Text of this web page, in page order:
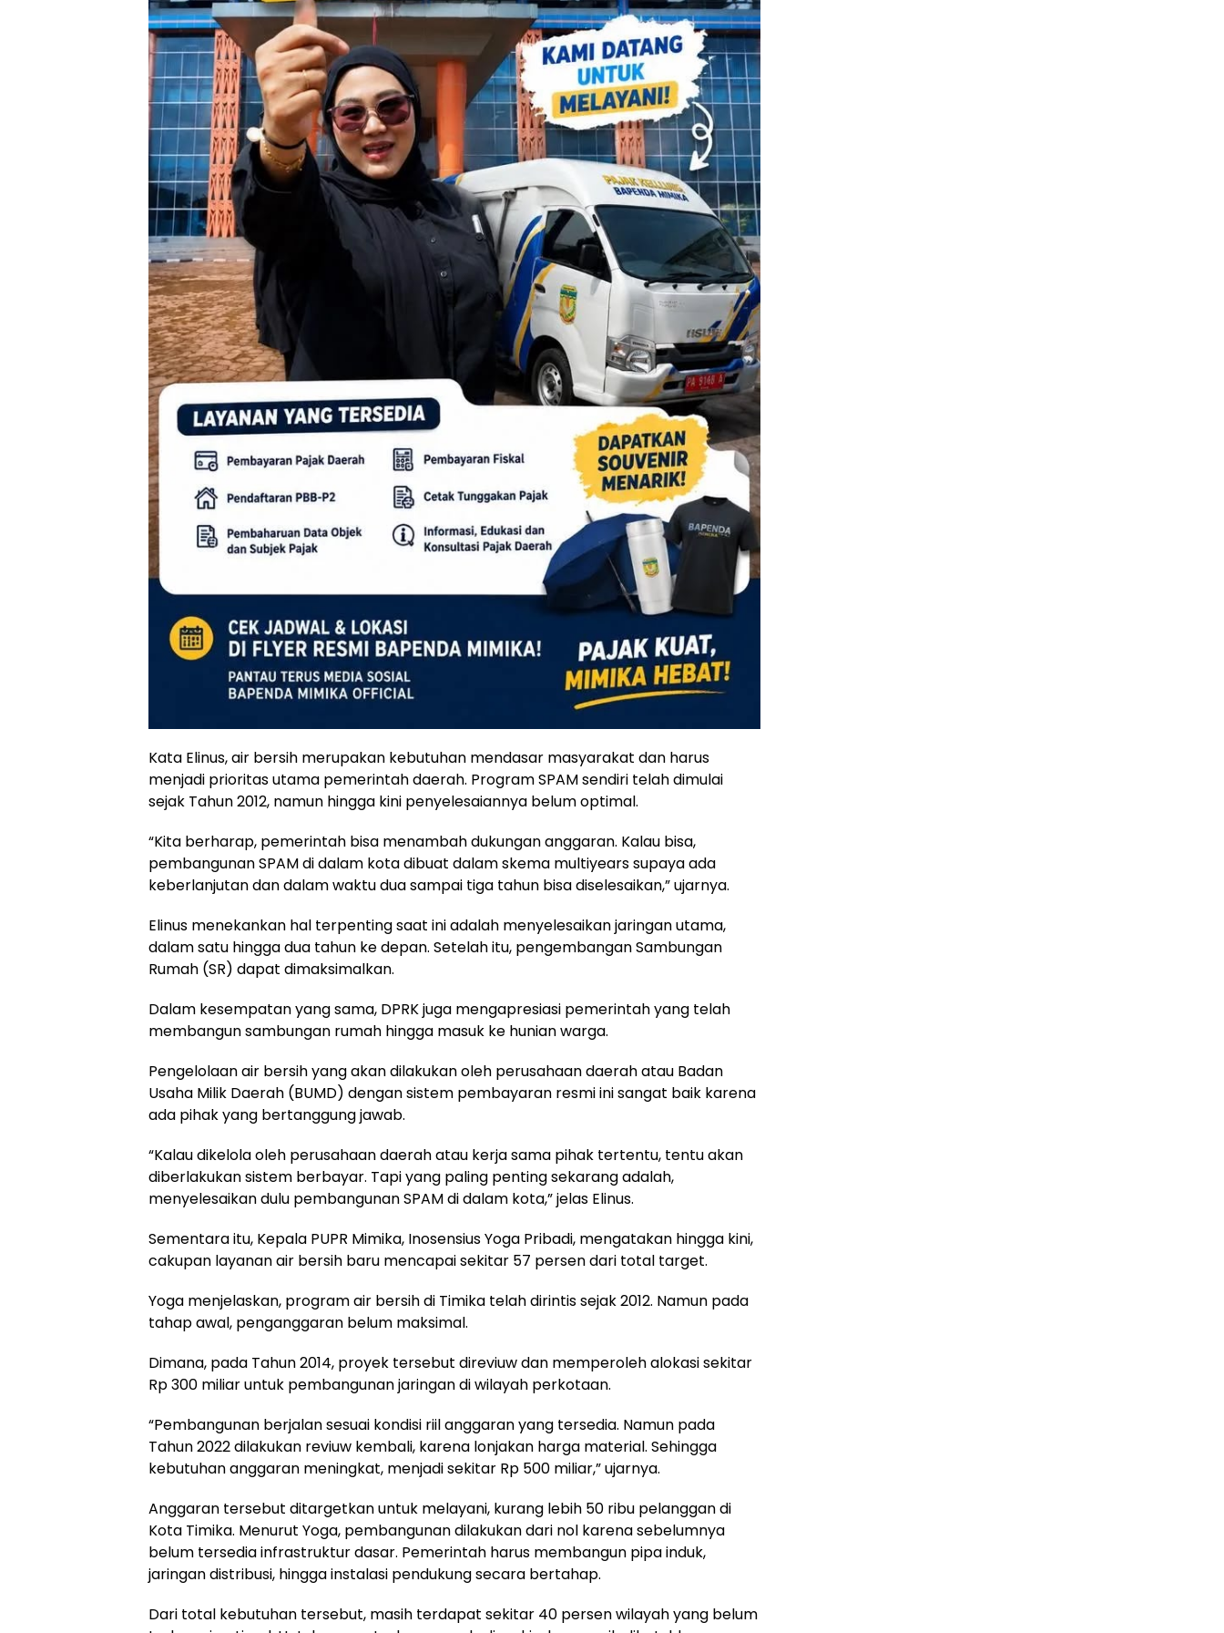
Kata Elinus, air bersih merupakan kebutuhan mendasar masyarakat dan harus
menjadi prioritas utama pemerintah daerah. Program SPAM sendiri telah dimulai
sejak Tahun 2012, namun hingga kini penyelesaiannya belum optimal.
“Kita berharap, pemerintah bisa menambah dukungan anggaran. Kalau bisa,
pembangunan SPAM di dalam kota dibuat dalam skema multiyears supaya ada
keberlanjutan dan dalam waktu dua sampai tiga tahun bisa diselesaikan,” ujarnya.
Elinus menekankan hal terpenting saat ini adalah menyelesaikan jaringan utama,
dalam satu hingga dua tahun ke depan. Setelah itu, pengembangan Sambungan
Rumah (SR) dapat dimaksimalkan.
Dalam kesempatan yang sama, DPRK juga mengapresiasi pemerintah yang telah
membangun sambungan rumah hingga masuk ke hunian warga.
Pengelolaan air bersih yang akan dilakukan oleh perusahaan daerah atau Badan
Usaha Milik Daerah (BUMD) dengan sistem pembayaran resmi ini sangat baik karena
ada pihak yang bertanggung jawab.
“Kalau dikelola oleh perusahaan daerah atau kerja sama pihak tertentu, tentu akan
diberlakukan sistem berbayar. Tapi yang paling penting sekarang adalah,
menyelesaikan dulu pembangunan SPAM di dalam kota,” jelas Elinus.
Sementara itu, Kepala PUPR Mimika, Inosensius Yoga Pribadi, mengatakan hingga kini,
cakupan layanan air bersih baru mencapai sekitar 57 persen dari total target.
Yoga menjelaskan, program air bersih di Timika telah dirintis sejak 2012. Namun pada
tahap awal, penganggaran belum maksimal.
Dimana, pada Tahun 2014, proyek tersebut direviuw dan memperoleh alokasi sekitar
Rp 300 miliar untuk pembangunan jaringan di wilayah perkotaan.
“Pembangunan berjalan sesuai kondisi riil anggaran yang tersedia. Namun pada
Tahun 2022 dilakukan reviuw kembali, karena lonjakan harga material. Sehingga
kebutuhan anggaran meningkat, menjadi sekitar Rp 500 miliar,” ujarnya.
Anggaran tersebut ditargetkan untuk melayani, kurang lebih 50 ribu pelanggan di
Kota Timika. Menurut Yoga, pembangunan dilakukan dari nol karena sebelumnya
belum tersedia infrastruktur dasar. Pemerintah harus membangun pipa induk,
jaringan distribusi, hingga instalasi pendukung secara bertahap.
Dari total kebutuhan tersebut, masih terdapat sekitar 40 persen wilayah yang belum